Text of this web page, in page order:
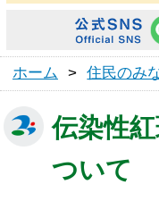
ホーム > 住民のみ
伝染性
ついて